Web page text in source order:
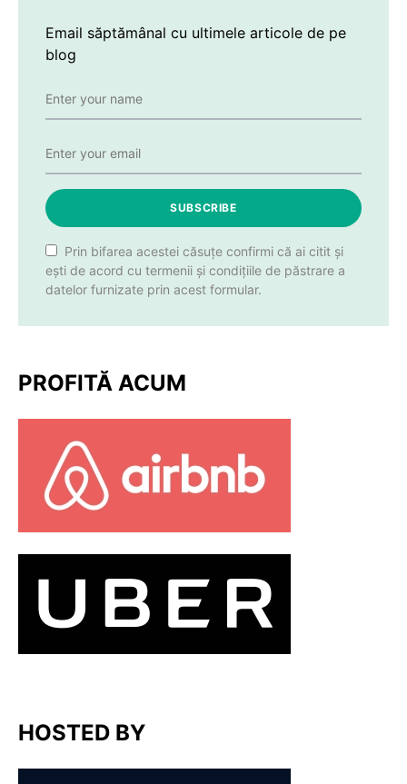
Email săptămânal cu ultimele articole de pe
blog
SUBSCRIBE
Prin bifarea acestei căsuțe confirmi că ai citit și
ești de acord cu termenii și condițiile de păstrare a
datelor furnizate prin acest formular.
PROFITĂ ACUM
HOSTED BY